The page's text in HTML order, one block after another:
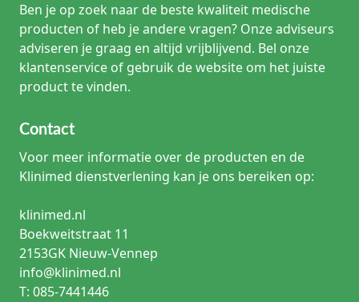
Ben je op zoek naar de beste kwaliteit medische
producten of heb je andere vragen? Onze adviseurs
adviseren je graag en altijd vrijblijvend. Bel onze
klantenservice of gebruik de website om het juiste
product te vinden.
Contact
Voor meer informatie over de producten en de
Klinimed dienstverlening kan je ons bereiken op:
klinimed.nl
Boekweitstraat 11
2153GK Nieuw-Vennep
info@klinimed.nl
T: 085-7441446